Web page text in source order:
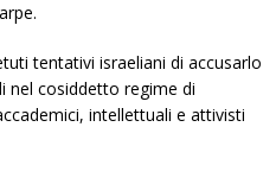
tentativi israeliani di accusarlo
nel cosiddetto regime di
intellettuali e attivisti